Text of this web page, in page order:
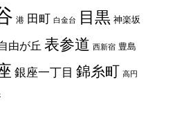
港 田町 白金台 目黒 神楽坂
由が丘 表参道 西新宿 豊島
銀座一丁目 錦糸町 高円